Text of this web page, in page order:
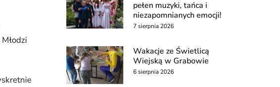
pełen muzyki, tańca i
niezapomnianych emocji!
7 sierpnia 2026
Wakacje ze Świetlicą
Wiejską w Grabowie
6 sierpnia 2026